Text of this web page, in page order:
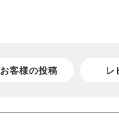
お客様の投稿 レ